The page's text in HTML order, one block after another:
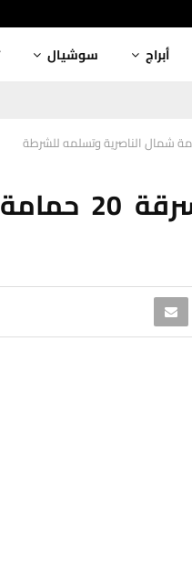
أبراج سوشيال
عائلة تمسك لصاً